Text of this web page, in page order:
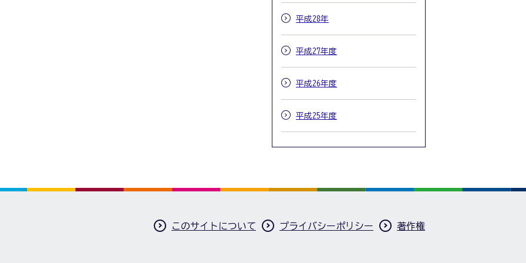
平成28年
平成27年度
平成26年度
平成25年度
このサイトについて プライバシーポリシー 著作権